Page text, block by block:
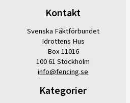
Kontakt
Svenska Fäktförbundet
Idrottens Hus
Box 11016
100 61 Stockholm
info@fencing.se
Kategorier